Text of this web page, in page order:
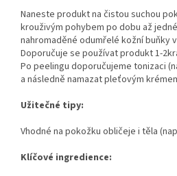
Naneste produkt na čistou suchou
krouživým pohybem po dobu až
nahromaděné odumřelé kožní buňky
Doporučuje se používat produkt 1-
Po peelingu doporučujeme tonizaci
a následně namazat pleťovým
Užitečné tipy:
Vhodné na pokožku obličeje i těla
Klíčové ingredience: